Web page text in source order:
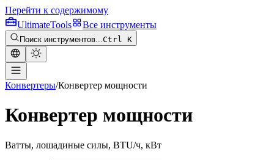
Перейти к содержимому
UltimateTools Все инструменты
Поиск инструментов...Ctrl K
Конвертеры/Конвертер мощности
Конвертер мощности
Ватты, лошадиные силы, BTU/ч, кВт